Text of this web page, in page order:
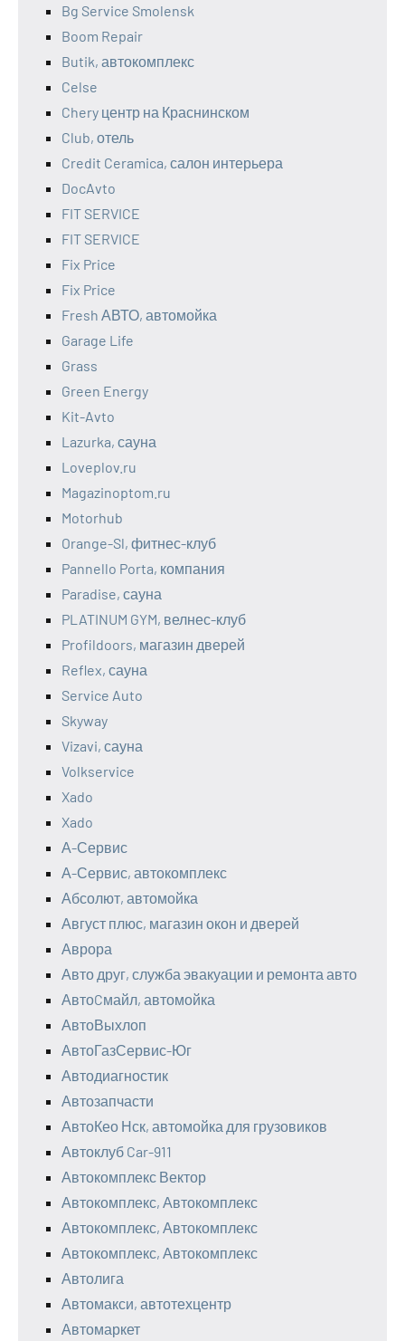
Bg Service Smolensk
Boom Repair
Butik, автокомплекс
Celse
Chery центр на Краснинском
Club, отель
Credit Ceramica, салон интерьера
DocAvto
FIT SERVICE
FIT SERVICE
Fix Price
Fix Price
Fresh АВТО, автомойка
Garage Life
Grass
Green Energy
Kit-Avto
Lazurka, сауна
Loveplov.ru
Magazinoptom.ru
Motorhub
Orange-Sl, фитнес-клуб
Pannello Porta, компания
Paradise, сауна
PLATINUM GYM, велнес-клуб
Profildoors, магазин дверей
Reflex, сауна
Service Auto
Skyway
Vizavi, сауна
Volkservice
Xado
Xado
А-Сервис
А-Сервис, автокомплекс
Абсолют, автомойка
Август плюс, магазин окон и дверей
Аврора
Авто друг, служба эвакуации и ремонта авто
АвтоCмайл, автомойка
АвтоВыхлоп
АвтоГазСервис-Юг
Автодиагностик
Автозапчасти
АвтоКео Нск, автомойка для грузовиков
Автоклуб Car-911
Автокомплекс Вектор
Автокомплекс, Автокомплекс
Автокомплекс, Автокомплекс
Автокомплекс, Автокомплекс
Автолига
Автомакси, автотехцентр
Автомаркет